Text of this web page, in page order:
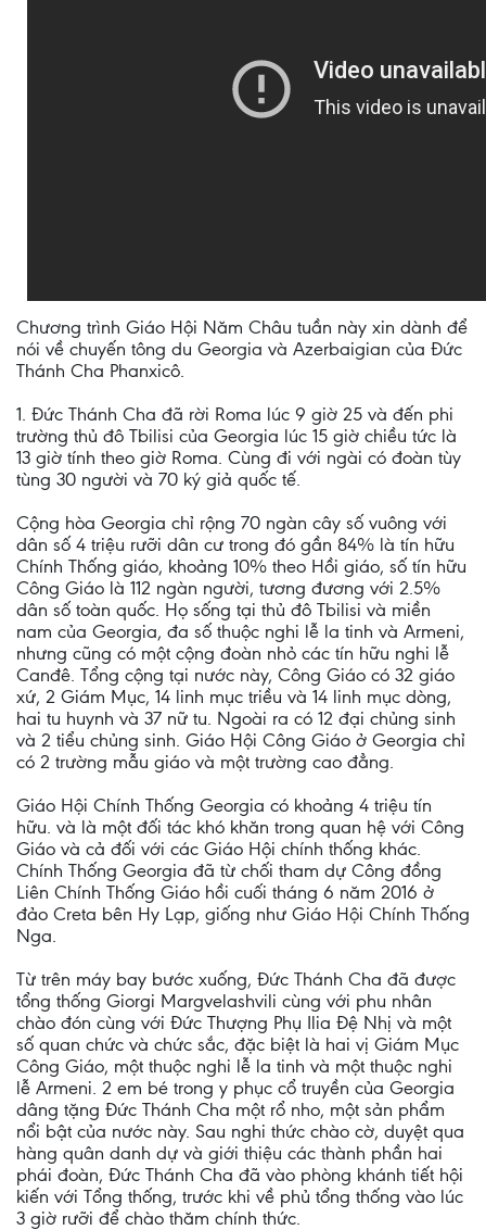
Chương trình Giáo Hội Năm Châu tuần này xin dành để
nói về chuyến tông du Georgia và Azerbaigian của Đức
Thánh Cha Phanxicô.
1. Đức Thánh Cha đã rời Roma lúc 9 giờ 25 và đến phi
trường thủ đô Tbilisi của Georgia lúc 15 giờ chiều tức là
13 giờ tính theo giờ Roma. Cùng đi với ngài có đoàn tùy
tùng 30 người và 70 ký giả quốc tế.
Cộng hòa Georgia chỉ rộng 70 ngàn cây số vuông với
dân số 4 triệu rưỡi dân cư trong đó gần 84% là tín hữu
Chính Thống giáo, khoảng 10% theo Hồi giáo, số tín hữu
Công Giáo là 112 ngàn người, tương đương với 2.5%
dân số toàn quốc. Họ sống tại thủ đô Tbilisi và miền
nam của Georgia, đa số thuộc nghi lễ la tinh và Armeni,
nhưng cũng có một cộng đoàn nhỏ các tín hữu nghi lễ
Canđê. Tổng cộng tại nước này, Công Giáo có 32 giáo
xứ, 2 Giám Mục, 14 linh mục triều và 14 linh mục dòng,
hai tu huynh và 37 nữ tu. Ngoài ra có 12 đại chủng sinh
và 2 tiểu chủng sinh. Giáo Hội Công Giáo ở Georgia chỉ
có 2 trường mẫu giáo và một trường cao đẳng.
Giáo Hội Chính Thống Georgia có khoảng 4 triệu tín
hữu. và là một đối tác khó khăn trong quan hệ với Công
Giáo và cả đối với các Giáo Hội chính thống khác.
Chính Thống Georgia đã từ chối tham dự Công đồng
Liên Chính Thống Giáo hồi cuối tháng 6 năm 2016 ở
đảo Creta bên Hy Lạp, giống như Giáo Hội Chính Thống
Nga.
Từ trên máy bay bước xuống, Đức Thánh Cha đã được
tổng thống Giorgi Margvelashvili cùng với phu nhân
chào đón cùng với Đức Thượng Phụ Ilia Đệ Nhị và một
số quan chức và chức sắc, đặc biệt là hai vị Giám Mục
Công Giáo, một thuộc nghi lễ la tinh và một thuộc nghi
lễ Armeni. 2 em bé trong y phục cổ truyền của Georgia
dâng tặng Đức Thánh Cha một rổ nho, một sản phẩm
nổi bật của nước này. Sau nghi thức chào cờ, duyệt qua
hàng quân danh dự và giới thiệu các thành phần hai
phái đoàn, Đức Thánh Cha đã vào phòng khánh tiết hội
kiến với Tổng thống, trước khi về phủ tổng thống vào lúc
3 giờ rưỡi để chào thăm chính thức.